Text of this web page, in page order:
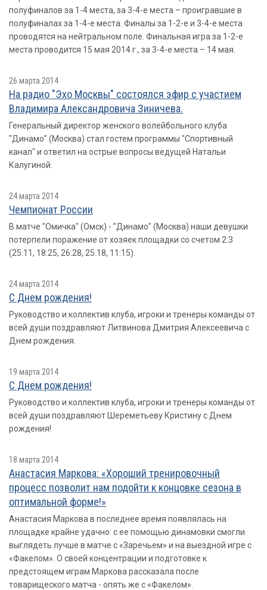
полуфиналов за 1-4 места, за 3-4-е места – проигравшие в
полуфиналах за 1-4-е места. Финалы за 1-2-е и 3-4-е места
проводятся на нейтральном поле. Финальная игра за 1-2-е
места проводится 15 мая 2014 г., за 3-4-е места – 14 мая.
26 марта 2014
На радио "Эхо Москвы" состоялся эфир с участием
Владимира Александровича Зиничева.
Генеральный директор женского волейбольного клуба
"Динамо" (Москва) стал гостем программы "Спортивный
канал" и ответил на острые вопросы ведущей Натальи
Калугиной.
24 марта 2014
Чемпионат России
В матче "Омичка" (Омск) - "Динамо" (Москва) наши девушки
потерпели поражение от хозяек площадки со счетом 2:3
(25:11, 18:25, 26:28, 25:18, 11:15).
24 марта 2014
С Днем рождения!
Руководство и коллектив клуба, игроки и тренеры команды от
всей души поздравляют Литвинова Дмитрия Алексеевича с
Днем рождения.
19 марта 2014
С Днем рождения!
Руководство и коллектив клуба, игроки и тренеры команды от
всей души поздравляют Шереметьеву Кристину с Днем
рождения!
18 марта 2014
Анастасия Маркова: «Хороший тренировочный
процесс позволит нам подойти к концовке сезона в
оптимальной форме!»
Анастасия Маркова в последнее время появлялась на
площадке крайне удачно: с ее помощью динамовки смогли
выглядеть лучше в матче с «Заречьем» и на выездной игре с
«Факелом». О своей концентрации и подготовке к
предстоящем играм Маркова рассказала после
товарищеского матча - опять же с «Факелом».